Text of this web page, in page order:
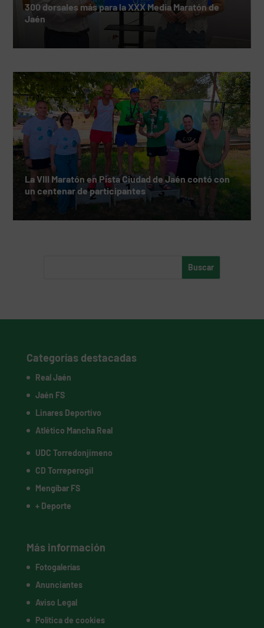
300 dorsales más para la XXX Media Maratón de
Jaén
La VIII Maratón en Pista Ciudad de Jaén contó con
un centenar de participantes
Categorías destacadas
Real Jaén
Jaén FS
Linares Deportivo
Atlético Mancha Real
UDC Torredonjimeno
CD Torreperogil
Mengíbar FS
+ Deporte
Más información
Fotogalerías
Anunciantes
Aviso Legal
Política de cookies